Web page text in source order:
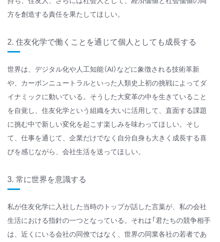
方を創造する責任を果たしてほしい。
2. 住友化学で働くことを通じて個人としても成長する
世界は、デジタル化や人工知能（AI）などに象徴される技術革新
や、カーボンニュートラルといった人類史上初の挑戦によってダ
イナミックに動いている。そうした大変革の中を生きていること
を自覚し、住友化学という組織を大いに活用して、直面する課題
に挑む中で新しい変化を起こす楽しみを味わってほしい。そし
て、仕事を通じて、企業だけでなく自分自身も大きく成長する喜
びを感じながら、会社生活を送ってほしい。
3. 常に世界を意識する
私が住友化学に入社した当時のトップが話した言葉が、私の会社
生活における指針の一つとなっている。それは「君たちの競争相手
は、近くにいる会社の同僚ではなく、世界の同業各社の若者であ